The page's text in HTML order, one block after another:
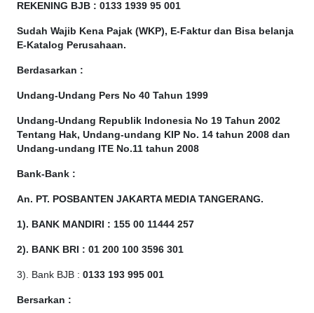
REKENING BJB : 0133 1939 95 001
Sudah Wajib Kena Pajak (WKP), E-Faktur dan Bisa belanja
E-Katalog Perusahaan.
Berdasarkan :
Undang-Undang Pers No 40 Tahun 1999
Undang-Undang Republik Indonesia No 19 Tahun 2002
Tentang Hak, Undang-undang KIP No. 14 tahun 2008 dan
Undang-undang ITE No.11 tahun 2008
Bank-Bank :
An. PT. POSBANTEN JAKARTA MEDIA TANGERANG.
1). BANK MANDIRI : 155 00 11444 257
2). BANK BRI : 01 200 100 3596 301
3). Bank BJB : 0133 193 995 001
Bersarkan :